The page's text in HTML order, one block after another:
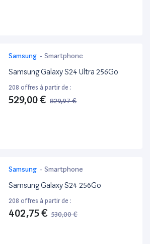
Samsung - Smartphone
Samsung Galaxy S24 Ultra 256Go
208 offres à partir de :
529,00 € 829,97 €
Samsung - Smartphone
Samsung Galaxy S24 256Go
208 offres à partir de :
402,75 € 530,00 €